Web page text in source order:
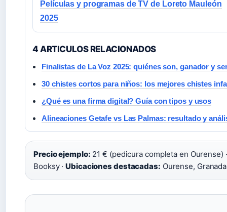
Películas y programas de TV de Loreto Mauleón
2025
4 ARTICULOS RELACIONADOS
Finalistas de La Voz 2025: quiénes son, ganador y
30 chistes cortos para niños: los mejores chistes
¿Qué es una firma digital? Guía con tipos y usos
Alineaciones Getafe vs Las Palmas: resultado y
Precio ejemplo: 21 € (pedicura completa en Ourense)
Booksy ·Ubicaciones destacadas: Ourense,